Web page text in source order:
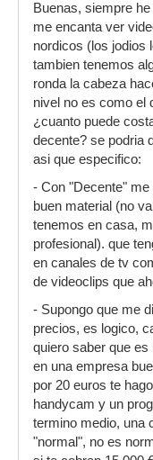
Buenas, siempre
me encanta ver
nordicos (los jodios
tambien tenemos
ronda la cabeza
nivel no es como el
¿cuanto puede
decente? se podria
asi que especifico:
- Con "Decente"
buen material (no
tenemos en casa,
profesional). que
en canales de tv
de videoclips que
- Supongo que me
precios, es logico,
quiero saber que
en una empresa
por 20 euros te
handycam y un
termino medio, una
"normal", no es